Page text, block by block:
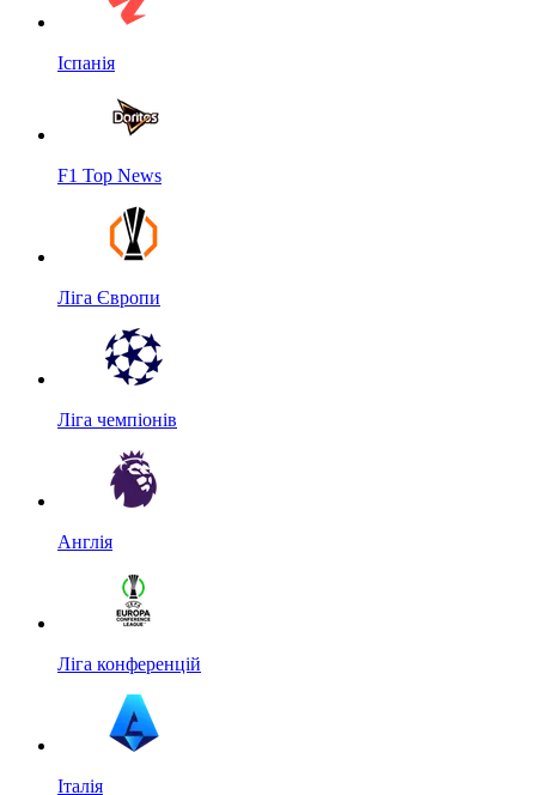
Іспанія
F1 Top News
Ліга Європи
Ліга чемпіонів
Англія
Ліга конференцій
Італія